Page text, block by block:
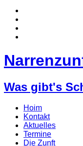
Was gibt's
Hoim
Kontakt
Aktuelles
Termine
Die Zunft